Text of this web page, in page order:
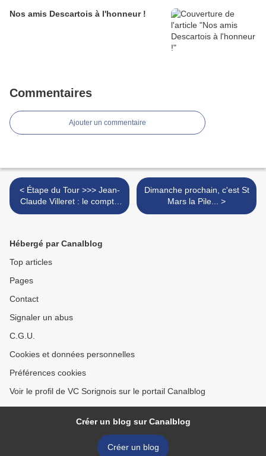
Nos amis Descartois à l'honneur !
Commentaires
Ajouter un commentaire
< Étape du Tour >>> Jean-
Claude Villeret : le compte
rendu.
Dimanche prochain, c'est St
Mars la Pile... >
Hébergé par Canalblog
Top articles
Pages
Contact
Signaler un abus
C.G.U.
Cookies et données personnelles
Préférences cookies
Voir le profil de VC Sorignois sur le portail Canalblog
Créer un blog sur Canalblog
Créer un blog